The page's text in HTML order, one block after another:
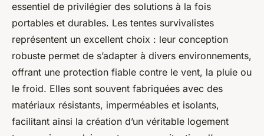
essentiel de privilégier des solutions à la fois
portables et durables. Les tentes survivalistes
représentent un excellent choix : leur conception
robuste permet de s’adapter à divers environnements,
offrant une protection fiable contre le vent, la pluie ou
le froid. Elles sont souvent fabriquées avec des
matériaux résistants, imperméables et isolants,
facilitant ainsi la création d’un véritable logement